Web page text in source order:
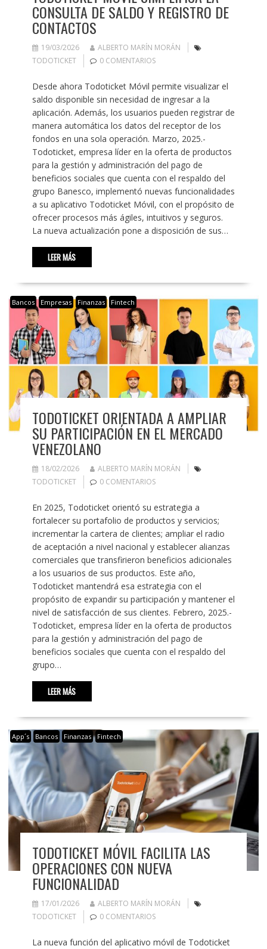
CONSULTA DE SALDO Y REGISTRO DE
CONTACTOS
19/03/2026
ALBERTO MARÍN MORÁN
TODOTICKET
0 COMENTARIOS
Desde ahora Todoticket Móvil permite visualizar el
saldo disponible sin necesidad de ingresar a la
aplicación. Además, los usuarios pueden registrar de
manera automática los datos del receptor de los
fondos en una sola operación. Marzo, 2025.-
Todoticket, empresa líder en la oferta de productos
para la gestión y administración del pago de
beneficios sociales que cuenta con el respaldo del
grupo Banesco, implementó nuevas funcionalidades
a su aplicativo Todoticket Móvil, con el propósito de
ofrecer procesos más ágiles, intuitivos y seguros.
La nueva actualización pone a disposición de sus…
LEER MÁS
Bancos Empresas Finanzas Fintech
TODOTICKET ORIENTADA A AMPLIAR
SU PARTICIPACIÓN EN EL MERCADO
VENEZOLANO
18/02/2026
ALBERTO MARÍN MORÁN
TODOTICKET
0 COMENTARIOS
En 2025, Todoticket orientó su estrategia a
fortalecer su portafolio de productos y servicios;
incrementar la cartera de clientes; ampliar el radio
de aceptación a nivel nacional y establecer alianzas
comerciales que transfirieron beneficios adicionales
a los usuarios de sus productos. Este año,
Todoticket mantendrá esa estrategia con el
propósito de expandir su participación y mantener el
nivel de satisfacción de sus clientes. Febrero, 2025.-
Todoticket, empresa líder en la oferta de productos
para la gestión y administración del pago de
beneficios sociales que cuenta con el respaldo del
grupo…
LEER MÁS
App´s Bancos Finanzas Fintech
TODOTICKET MÓVIL FACILITA LAS
OPERACIONES CON NUEVA
FUNCIONALIDAD
17/01/2026
ALBERTO MARÍN MORÁN
TODOTICKET
0 COMENTARIOS
La nueva función del aplicativo móvil de Todoticket